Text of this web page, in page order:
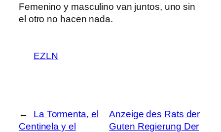
Femenino y masculino van juntos, uno sin
el otro no hacen nada.
EZLN
←
La Tormenta, el
Centinela y el
Anzeige des Rats der
Guten Regierung Der